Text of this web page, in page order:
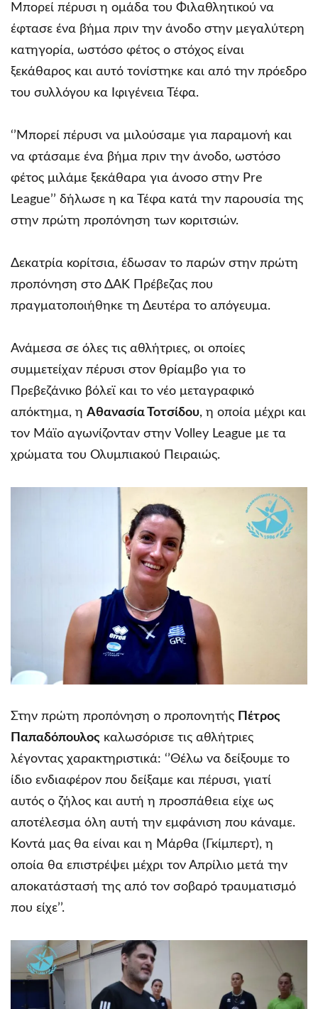
Μπορεί πέρυσι η ομάδα του Φιλαθλητικού να
έφτασε ένα βήμα πριν την άνοδο στην μεγαλύτερη
κατηγορία, ωστόσο φέτος ο στόχος είναι
ξεκάθαρος και αυτό τονίστηκε και από την πρόεδρο
του συλλόγου κα Ιφιγένεια Τέφα.
‘’Μπορεί πέρυσι να μιλούσαμε για παραμονή και
να φτάσαμε ένα βήμα πριν την άνοδο, ωστόσο
φέτος μιλάμε ξεκάθαρα για άνοσο στην Pre
League’’ δήλωσε η κα Τέφα κατά την παρουσία της
στην πρώτη προπόνηση των κοριτσιών.
Δεκατρία κορίτσια, έδωσαν το παρών στην πρώτη
προπόνηση στο ΔΑΚ Πρέβεζας που
πραγματοποιήθηκε τη Δευτέρα το απόγευμα.
Ανάμεσα σε όλες τις αθλήτριες, οι οποίες
συμμετείχαν πέρυσι στον θρίαμβο για το
Πρεβεζάνικο βόλεϊ και το νέο μεταγραφικό
απόκτημα, η Αθανασία Τοτσίδου, η οποία μέχρι και
τον Μάϊο αγωνίζονταν στην Volley League με τα
χρώματα του Ολυμπιακού Πειραιώς.
Στην πρώτη προπόνηση ο προπονητής Πέτρος
Παπαδόπουλος καλωσόρισε τις αθλήτριες
λέγοντας χαρακτηριστικά: ‘’Θέλω να δείξουμε το
ίδιο ενδιαφέρον που δείξαμε και πέρυσι, γιατί
αυτός ο ζήλος και αυτή η προσπάθεια είχε ως
αποτέλεσμα όλη αυτή την εμφάνιση που κάναμε.
Κοντά μας θα είναι και η Μάρθα (Γκίμπερτ), η
οποία θα επιστρέψει μέχρι τον Απρίλιο μετά την
αποκατάστασή της από τον σοβαρό τραυματισμό
που είχε’’.